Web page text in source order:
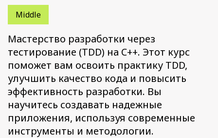
Middle
Мастерство разработки через
тестирование (TDD) на C++. Этот курс
поможет вам освоить практику TDD,
улучшить качество кода и повысить
эффективность разработки. Вы
научитесь создавать надежные
приложения, используя современные
инструменты и методологии.